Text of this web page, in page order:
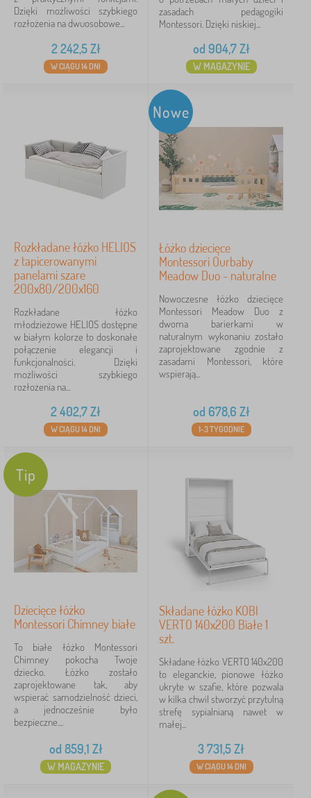
dąb
0
sosna
0
30 kg
1
120 kg
90 kg
0
110 kg
0
więcej
>
Cena
615 Zł
3 732 Zł
Szukaj w filtrze
Dostępność
Podkategorie
Typ oferty
Tagi
Marki
Usuń
Dzięki możliwości szybkiego
rozłożenia na dwuosobowe...
2 242,5Zł
W CIĄGU 14 DNI
zasadach pedagogiki
Montessori. Dzięki niskiej...
od 904,7Zł
W MAGAZYNIE
Rozkładane łóżko HELIOS
z tapicerowanymi
panelami szare
200x80/200x160
Rozkładane łóżko
młodzieżowe HELIOS dostępne
w białym kolorze to doskonałe
połączenie elegancji i
funkcjonalności. Dzięki
możliwości szybkiego
rozłożenia na...
2 402,7Zł
W CIĄGU 14 DNI
Nowe
Łóżko dziecięce
Montessori Ourbaby
Meadow Duo - naturalne
Nowoczesne łóżko dziecięce
Montessori Meadow Duo z
dwoma barierkami w
naturalnym wykonaniu zostało
zaprojektowane zgodnie z
zasadami Montessori, które
wspierają...
od 678,6 Zł
1-3 TYGODNIE
Tip
Dziecięce łóżko
Montessori Chimney białe
To białe łóżko Montessori
Chimney pokocha Twoje
dziecko. Łóżko zostało
zaprojektowane tak, aby
wspierać samodzielność dzieci,
a jednocześnie było
bezpieczne....
od 859,1 Zł
W MAGAZYNIE
Składane łóżko KOBI
VERTO 140x200 Białe 1
szt.
Składane łóżko VERTO 140x200
to eleganckie, pionowe łóżko
ukryte w szafie, które pozwala
w kilka chwil stworzyć przytulną
strefę sypialnianą nawet w
małej...
3 731,5Zł
W CIĄGU 14 DNI